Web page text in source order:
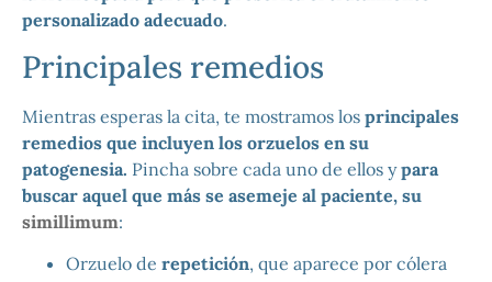
personalizado adecuado.
Principales remedios
Mientras esperas la cita, te mostramos los principales
remedios que incluyen los orzuelos en su
patogenesia. Pincha sobre cada uno de ellos ypara
buscar aquel que más se asemeje al paciente, su
simillimum:
Orzuelo de repetición, que aparece por cólera